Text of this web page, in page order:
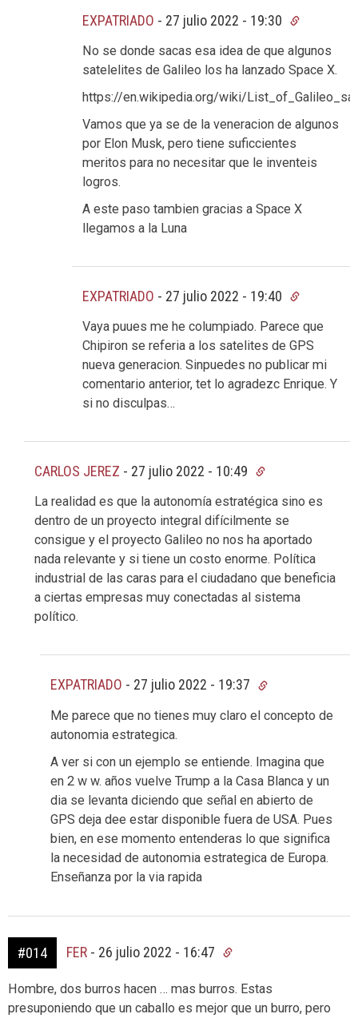
EXPATRIADO - 27 julio 2022 - 19:30
No se donde sacas esa idea de que algunos
satelelites de Galileo los ha lanzado Space X.
https://en.wikipedia.org/wiki/
Vamos que ya se de la veneracion de algunos
por Elon Musk, pero tiene suficcientes
meritos para no necesitar que le inventeis
logros.
A este paso tambien gracias a Space X
llegamos a la Luna
EXPATRIADO - 27 julio 2022 - 19:40
Vaya puues me he columpiado. Parece que
Chipiron se referia a los satelites de GPS
nueva generacion. Sinpuedes no publicar mi
comentario anterior, tet lo agradezc Enrique. Y
si no disculpas…
CARLOS JEREZ - 27 julio 2022 - 10:49
La realidad es que la autonomía estratégica sino es
dentro de un proyecto integral difícilmente se
consigue y el proyecto Galileo no nos ha aportado
nada relevante y si tiene un costo enorme. Política
industrial de las caras para el ciudadano que beneficia
a ciertas empresas muy conectadas al sistema
político.
EXPATRIADO - 27 julio 2022 - 19:37
Me parece que no tienes muy claro el concepto de
autonomia estrategica.
A ver si con un ejemplo se entiende. Imagina que
en 2 w w. años vuelve Trump a la Casa Blanca y un
dia se levanta diciendo que señal en abierto de
GPS deja dee estar disponible fuera de USA. Pues
bien, en ese momento entenderas lo que significa
la necesidad de autonomia estrategica de Europa.
Enseñanza por la via rapida
#014 FER - 26 julio 2022 - 16:47
Hombre, dos burros hacen … mas burros. Estas
presuponiendo que un caballo es mejor que un burro, pero